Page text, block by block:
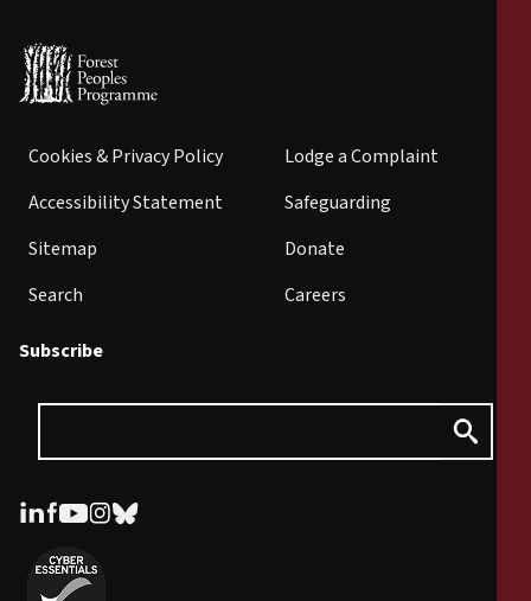
Cookies & Privacy Policy
Accessibility Statement
Sitemap
Search
Lodge a Complaint
Safeguarding
Donate
Careers
Subscribe